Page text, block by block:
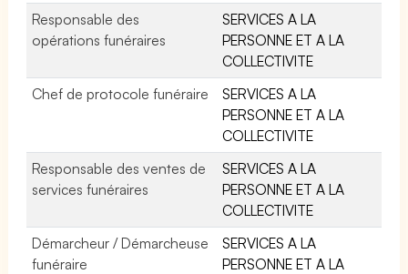
Responsable des
opérations funéraires
SERVICES A LA
PERSONNE ET A LA
COLLECTIVITE
Chef de protocole funéraire
SERVICES A LA
PERSONNE ET A LA
COLLECTIVITE
Responsable des ventes de
services funéraires
SERVICES A LA
PERSONNE ET A LA
COLLECTIVITE
Démarcheur / Démarcheuse
funéraire
SERVICES A LA
PERSONNE ET A LA